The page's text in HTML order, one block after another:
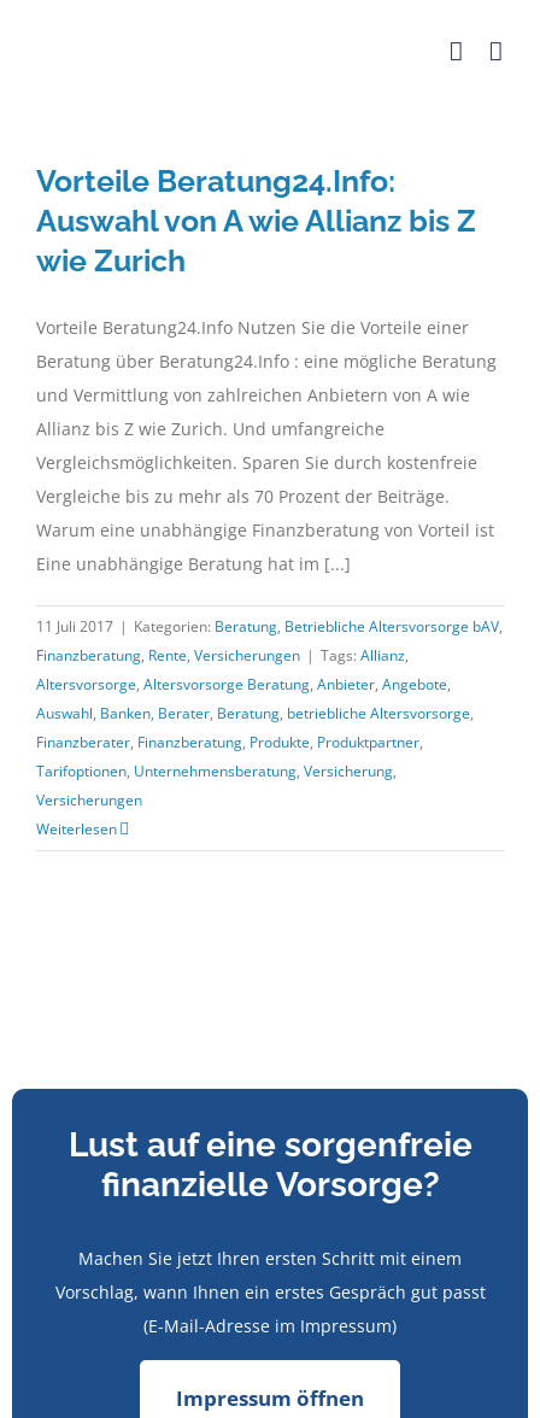
Vorteile Beratung24.Info:
Auswahl von A wie Allianz bis Z
wie Zurich
Vorteile Beratung24.Info Nutzen Sie die Vorteile einer
Beratung über Beratung24.Info : eine mögliche Beratung
und Vermittlung von zahlreichen Anbietern von A wie
Allianz bis Z wie Zurich. Und umfangreiche
Vergleichsmöglichkeiten. Sparen Sie durch kostenfreie
Vergleiche bis zu mehr als 70 Prozent der Beiträge.
Warum eine unabhängige Finanzberatung von Vorteil ist
Eine unabhängige Beratung hat im [...]
11 Juli 2017 | Kategorien: Beratung, Betriebliche Altersvorsorge bAV,
Finanzberatung, Rente, Versicherungen | Tags: Allianz,
Altersvorsorge, Altersvorsorge Beratung, Anbieter, Angebote,
Auswahl, Banken, Berater, Beratung, betriebliche Altersvorsorge,
Finanzberater, Finanzberatung, Produkte, Produktpartner,
Tarifoptionen, Unternehmensberatung, Versicherung,
Versicherungen
Weiterlesen
Lust auf eine sorgenfreie
finanzielle Vorsorge?
Machen Sie jetzt Ihren ersten Schritt mit einem
Vorschlag, wann Ihnen ein erstes Gespräch gut passt
(E-Mail-Adresse im Impressum)
Impressum öffnen